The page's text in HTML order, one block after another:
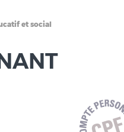
et social